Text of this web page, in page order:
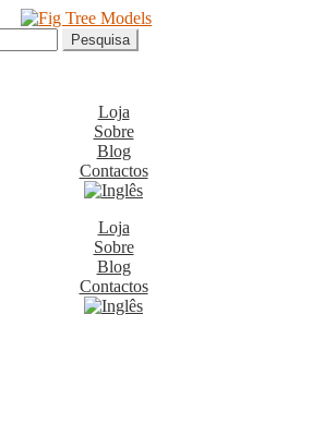
Pesquisa
Loja
Sobre
Blog
Contactos
Loja
Sobre
Blog
Contactos